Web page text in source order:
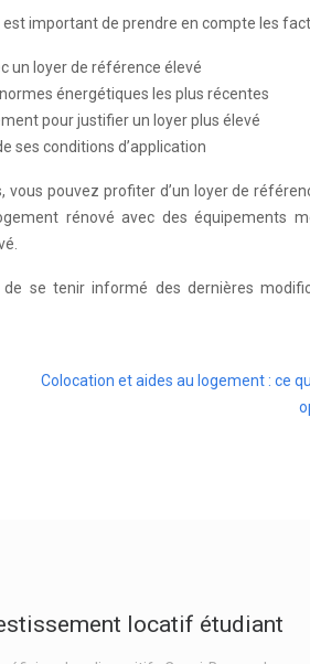
important de prendre en compte les
un loyer de référence élevé
énergétiques les plus récentes
pour justifier un loyer plus élevé
ses conditions d’application
pouvez profiter d’un loyer de
rénové avec des équipements
se tenir informé des dernières
Colocation et aides au logement : ce
locatif étudiant